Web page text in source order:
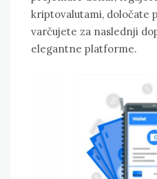
kriptovalutami, določate
varčujete za naslednji
elegantne platforme.